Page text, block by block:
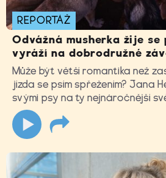
REPORTÁŽ
Odvážná musherka žije se
vyráží na dobrodružné
Může být větší romantika než
jízda se psím spřežením? Jana
svými psy na ty nejnáročnější